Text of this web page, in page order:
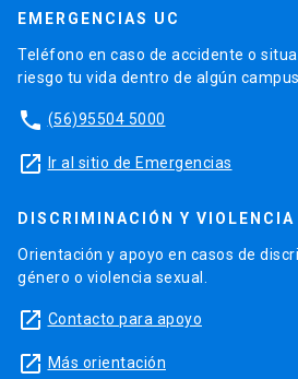
EMERGENCIAS UC
Teléfono en caso de accidente o
riesgo tu vida dentro de algún
phone (56)95504 5000
launch Ir al sitio de Emergencias
DISCRIMINACIÓN Y VIOLENCIA
Orientación y apoyo en casos de
género o violencia sexual.
launch Contacto para apoyo
launch Más orientación